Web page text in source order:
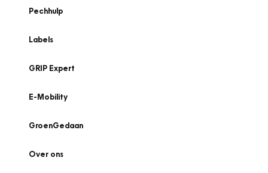
Pechhulp
Labels
GRIP Expert
E-Mobility
GroenGedaan
Over ons